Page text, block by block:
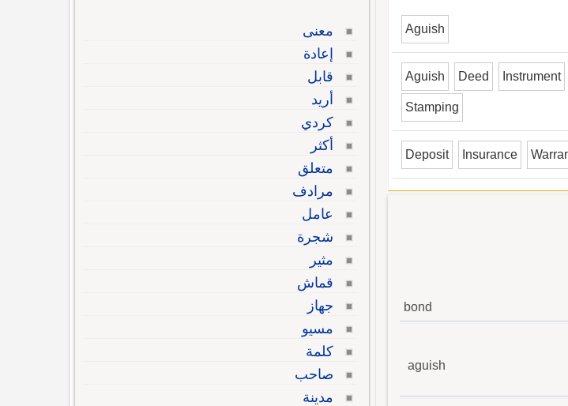
Aguish
Aguish Deed Instrument
Stamping
Deposit Insurance
bond
aguish
معنى
إعادة
قابل
أريد
كردي
أكثر
متعلق
مرادف
عامل
شجرة
مثير
قماش
جهاز
مسيو
كلمة
صاحب
مدينة